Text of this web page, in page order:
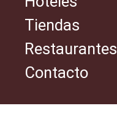
Tiendas
Restaurantes
Contacto